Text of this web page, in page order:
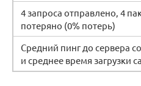
4 запроса отправлено, 4
потеряно (0% потерь)
Средний пинг до сервера
и среднее время загрузки